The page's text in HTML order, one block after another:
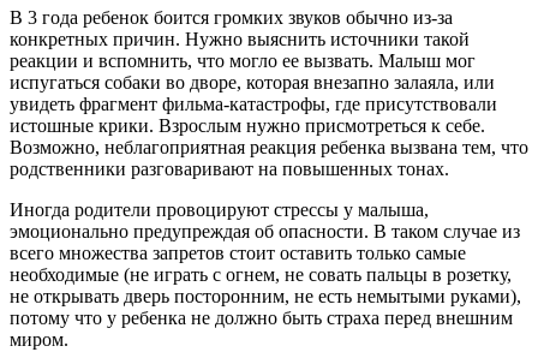
В 3 года ребенок боится громких звуков обычно из-за
конкретных причин. Нужно выяснить источники такой
реакции и вспомнить, что могло ее вызвать. Малыш мог
испугаться собаки во дворе, которая внезапно залаяла, или
увидеть фрагмент фильма-катастрофы, где присутствовали
истошные крики. Взрослым нужно присмотреться к себе.
Возможно, неблагоприятная реакция ребенка вызвана тем, что
родственники разговаривают на повышенных тонах.
Иногда родители провоцируют стрессы у малыша,
эмоционально предупреждая об опасности. В таком случае из
всего множества запретов стоит оставить только самые
необходимые (не играть с огнем, не совать пальцы в розетку,
не открывать дверь посторонним, не есть немытыми руками),
потому что у ребенка не должно быть страха перед внешним
миром.